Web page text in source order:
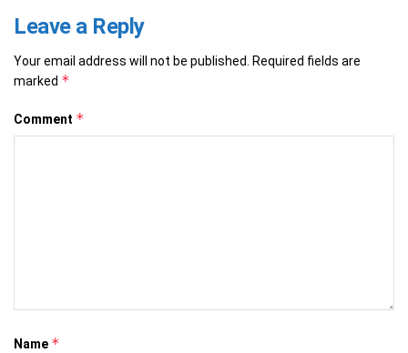
Leave a Reply
Your email address will not be published. Required fields are
marked *
Comment *
Name *